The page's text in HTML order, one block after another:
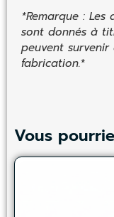
*Remarque :
sont donnés à
peuvent
fabrication.*
Vous